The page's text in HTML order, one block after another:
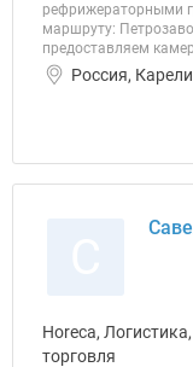
рефрижераторными
маршруту:
предоставляем
Россия,
Horeca,
торговля